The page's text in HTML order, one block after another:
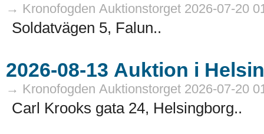
→ Kronofogden Auktionstorget 2026-07-20
Soldatvägen 5, Falun..
→ Kronofogden Auktionstorget 2026-07-20
Carl Krooks gata 24, Helsingborg..